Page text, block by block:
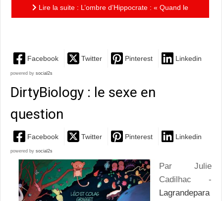
Lire la suite : L’ombre d’Hippocrate : « Quand le
Facebook Twitter Pinterest Linkedin
powered by social2s
DirtyBiology : le sexe en
question
Facebook Twitter Pinterest Linkedin
powered by social2s
Par Julie
Cadilhac -
Lagrandepara